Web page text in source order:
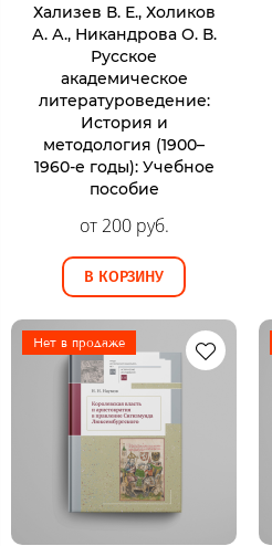
Хализев В. Е., Холиков
А. А., Никандрова О. В.
Русское
академическое
литературоведение:
История и
методология (1900–
1960-е годы): Учебное
пособие
от 200 руб.
В КОРЗИНУ
Нет в продаже